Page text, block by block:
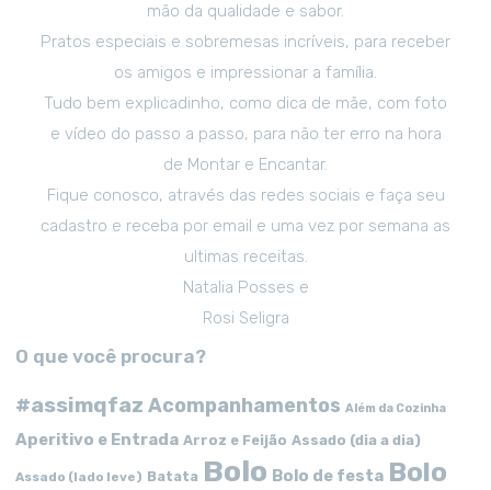
mão da qualidade e sabor.
Pratos especiais e sobremesas incríveis, para receber
os amigos e impressionar a família.
Tudo bem explicadinho, como dica de mãe, com foto
e vídeo do passo a passo, para não ter erro na hora
de Montar e Encantar.
Fique conosco, através das redes sociais e faça seu
cadastro e receba por email e uma vez por semana as
ultimas receitas.
Natalia Posses e
Rosi Seligra
O que você procura?
#assimqfaz Acompanhamentos Além da Cozinha
Aperitivo e Entrada Arroz e Feijão Assado (dia a dia)
Assado (lado leve) Batata Bolo Bolo de festa Bolo